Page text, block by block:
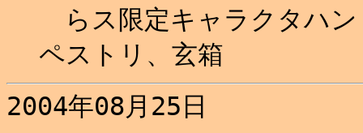
らス限定キャラクタハン
ペストリ、玄箱
2004年08月25日